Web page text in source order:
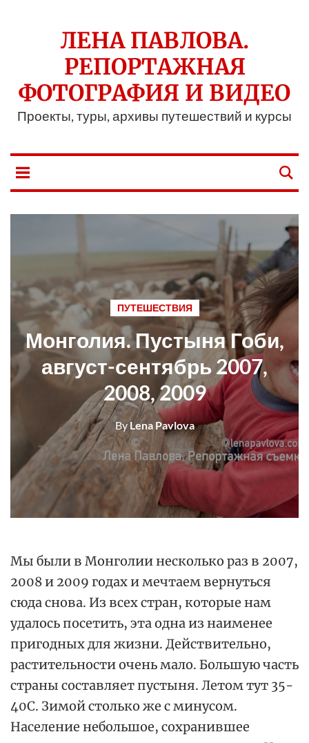
ЛЕНА ПАВЛОВА.
РЕПОРТАЖНАЯ
ФОТОГРАФИЯ И ВИДЕО
Проекты, туры, архивы путешествий и курсы
ПУТЕШЕСТВИЯ
Монголия. Пустыня Гоби,
август-сентябрь 2007,
2008, 2009
ByLena Pavlova
Мы были в Монголии несколько раз в 2007,
2008 и 2009 годах и мечтаем вернуться
сюда снова. Из всех стран, которые нам
удалось посетить, эта одна из наименее
пригодных для жизни. Действительно,
растительности очень мало. Большую часть
страны составляет пустыня. Летом тут 35-
40С. Зимой столько же с минусом.
Население небольшое, сохранившее